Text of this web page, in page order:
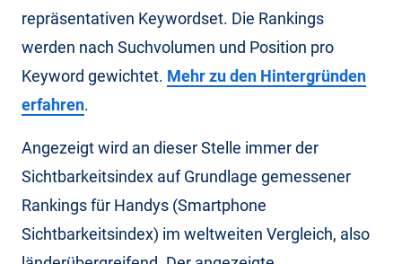
repräsentativen Keywordset. Die Rankings
werden nach Suchvolumen und Position pro
Keyword gewichtet. Mehr zu den Hintergründen
erfahren.
Angezeigt wird an dieser Stelle immer der
Sichtbarkeitsindex auf Grundlage gemessener
Rankings für Handys (Smartphone
Sichtbarkeitsindex) im weltweiten Vergleich, also